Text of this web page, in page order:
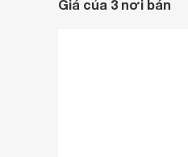
Giá của 3 nơi bán